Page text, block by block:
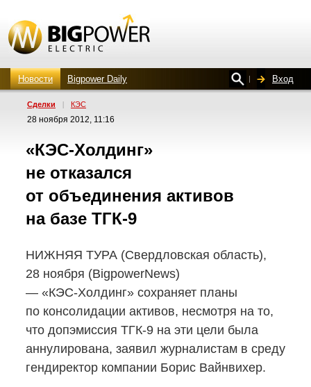
Новости Bigpower Daily Вход
Сделки | КЭС
28 ноября 2012, 11:16
«КЭС-Холдинг»
не отказался
от объединения активов
на базе ТГК-9
НИЖНЯЯ ТУРА (Свердловская область),
28 ноября (BigpowerNews)
— «КЭС-Холдинг» сохраняет планы
по консолидации активов, несмотря на то,
что допэмиссия ТГК-9 на эти цели была
аннулирована, заявил журналистам в среду
гендиректор компании Борис Вайнвихер.